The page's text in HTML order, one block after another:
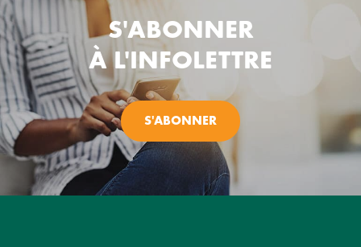
S'ABONNER
À L'INFOLETTRE
S'ABONNER